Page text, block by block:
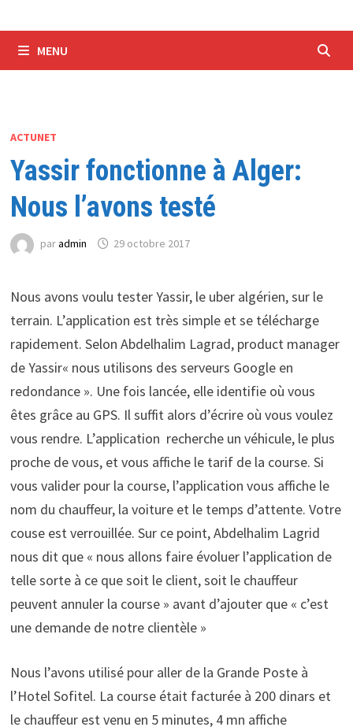
MENU
ACTUNET
Yassir fonctionne à Alger:
Nous l’avons testé
paradmin 29 octobre 2017
Nous avons voulu tester Yassir, le uber algérien, sur le
terrain. L’application est très simple et se télécharge
rapidement. Selon Abdelhalim Lagrad, product manager
de Yassir« nous utilisons des serveurs Google en
redondance ». Une fois lancée, elle identifie où vous
êtes grâce au GPS. Il suffit alors d’écrire où vous voulez
vous rendre. L’application recherche un véhicule, le plus
proche de vous, et vous affiche le tarif de la course. Si
vous valider pour la course, l’application vous affiche le
nom du chauffeur, la voiture et le temps d’attente. Votre
couse est verrouillée. Sur ce point, Abdelhalim Lagrid
nous dit que « nous allons faire évoluer l’application de
telle sorte à ce que soit le client, soit le chauffeur
peuvent annuler la course » avant d’ajouter que « c’est
une demande de notre clientèle »
Nous l’avons utilisé pour aller de la Grande Poste à
l’Hotel Sofitel. La course était facturée à 200 dinars et
le chauffeur est venu en 5 minutes, 4 mn affiche